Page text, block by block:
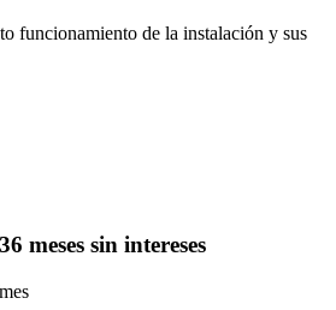
funcionamiento de la instalación y sus
meses sin intereses